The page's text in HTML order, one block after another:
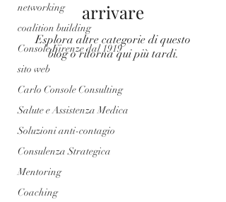
networking
coalition building
Console Firenze dal 1919
sito web
Carlo Console Consulting
Salute e Assistenza Medica
Soluzioni anti-contagio
Consulenza Strategica
Mentoring
Coaching
arrivare
Esplora altre categorie di questo
blog o ritorna qui più tardi.